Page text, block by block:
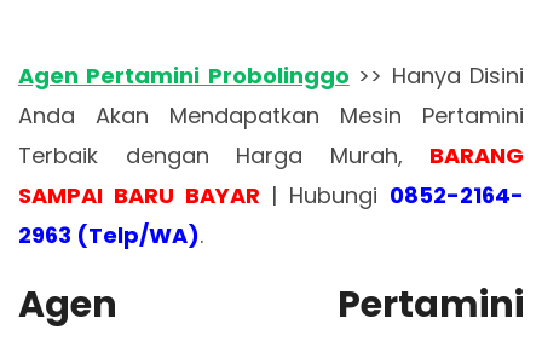
Agen Pertamini Probolinggo >> Hanya Disini
Anda Akan Mendapatkan Mesin Pertamini
Terbaik dengan Harga Murah, BARANG
SAMPAI BARU BAYAR | Hubungi 0852-2164-
2963 (Telp/WA).
Agen Pertamini